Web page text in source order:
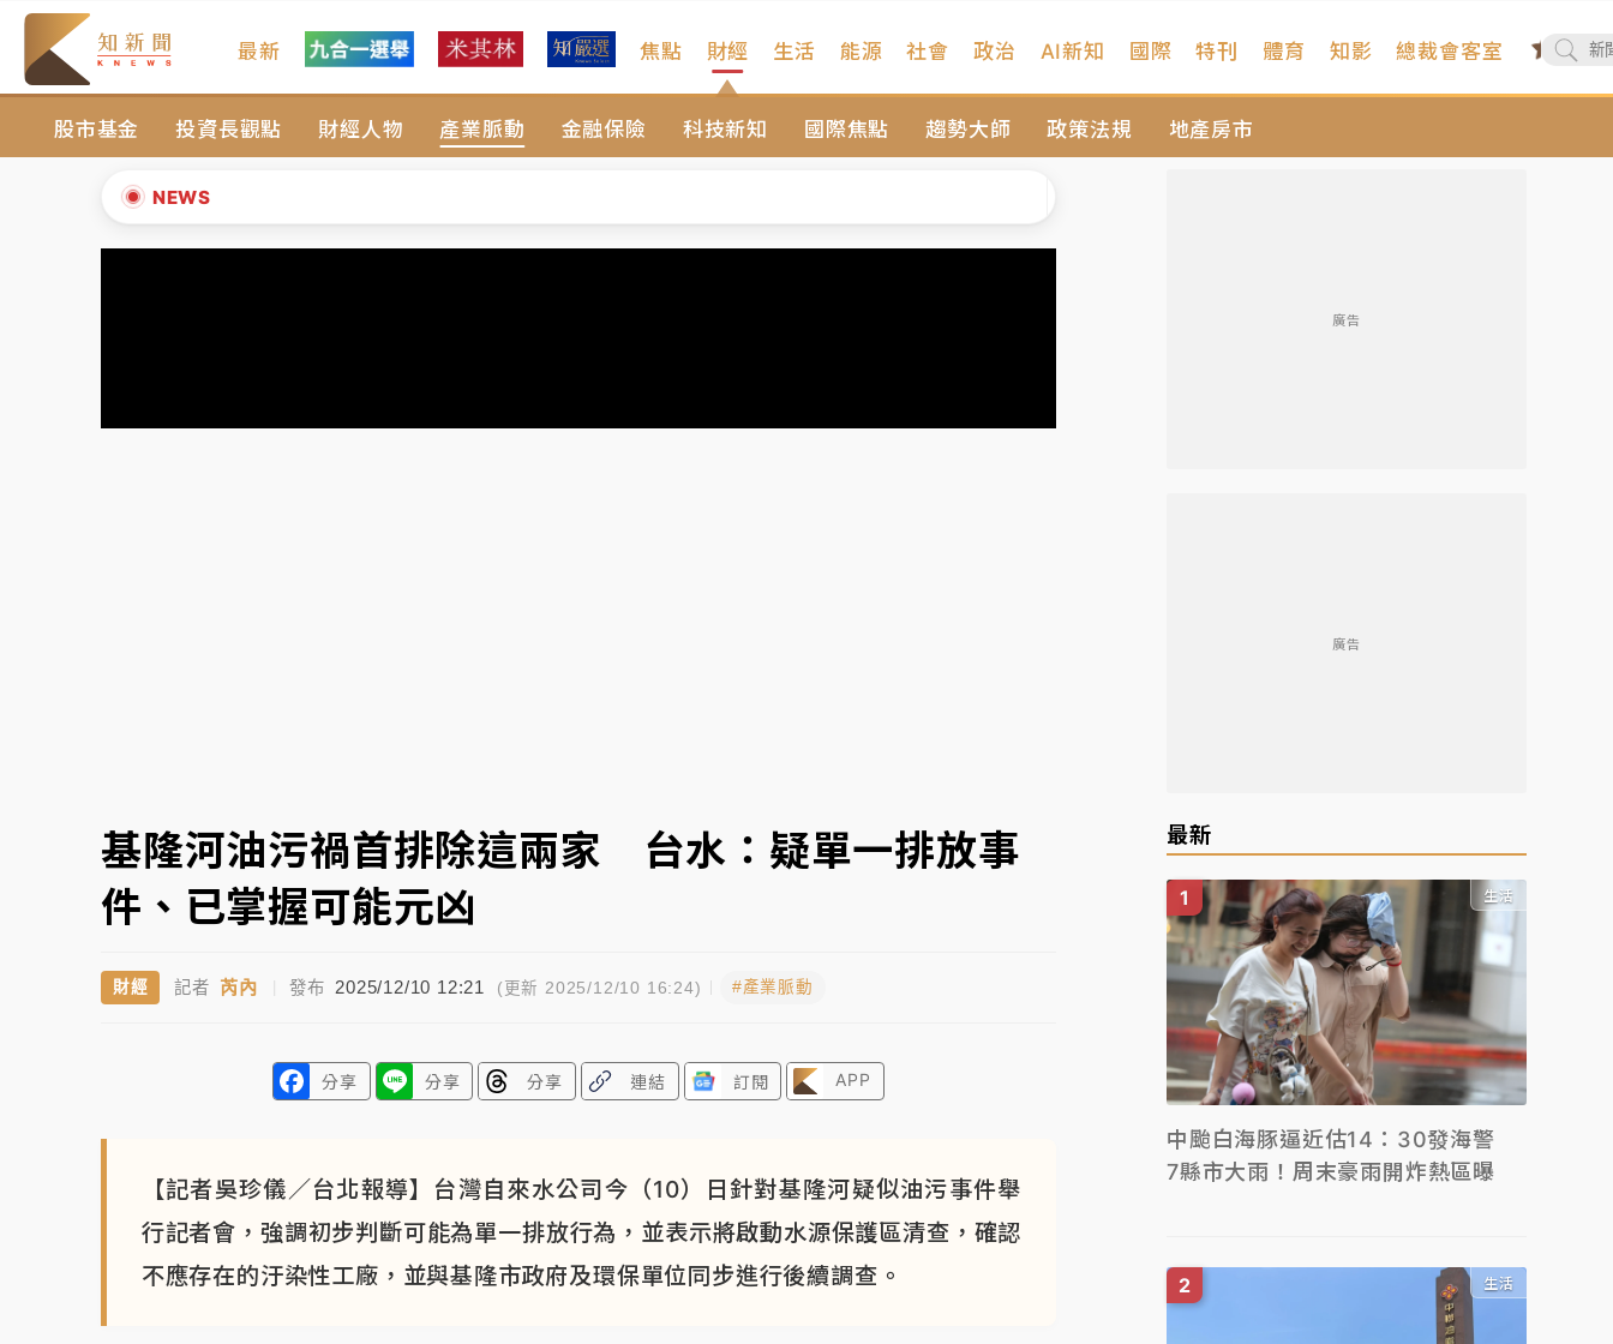
最新 焦點 財經
股市基金 投資長觀點 財經人物 產業脈動 金融保險 科技新知 國際焦點 趨勢大師 政策法規 地產房市
生活 能源 社會 政治 AI新知 國際 特刊 體育 知影 總裁會客室
NEWS
暑假過三周才推「E宿新北打卡趣」！抽獎程序複雜 觀旅局回應了
中信慈善基金會想增加董事人數！辜仲諒向法院聲請遭駁 理由曝光
故宮《龍藏經》特展第2檔！今線上預約開賣一度塞車 周六起展出延長至晚上7時
基隆河油污禍首排除這兩家 台水：疑單一排放事
件、已掌握可能元凶
財經 記者 芮內 發布 2025/12/10 12:21 (更新 2025/12/10 16:24) #產業脈動
分享 分享 分享 連結 訂閱 APP
【記者吳珍儀／台北報導】台灣自來水公司今（10）日針對基隆河疑似油污事件舉
行記者會，強調初步判斷可能為單一排放行為，並表示將啟動水源保護區清查，確認
不應存在的汙染性工廠，並與基隆市政府及環保單位同步進行後續調查。
廣告
廣告
最新
生活
中颱白海豚逼近估14：30發海警
7縣市大雨！周末豪雨開炸熱區曝
生活